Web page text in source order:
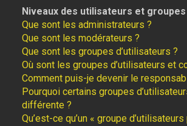
Niveaux des utilisateurs et
Que sont les administrateurs ?
Que sont les modérateurs ?
Que sont les groupes d’utilisateurs ?
Où sont les groupes d’utilisateurs et
Comment puis-je devenir le
Pourquoi certains groupes
différente ?
Qu’est-ce qu’un « groupe